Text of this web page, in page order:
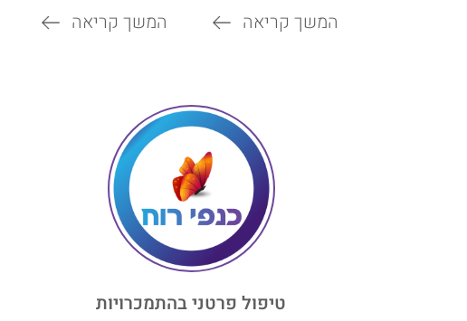
המשך קריאה המשך קריאה
טיפול פרטני בהתמכרויות